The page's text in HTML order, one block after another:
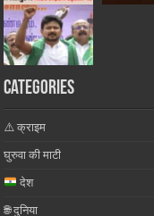
Categories
⚠️ क्राइम
घुरुवा की माटी
देश
🌐 दुनिया